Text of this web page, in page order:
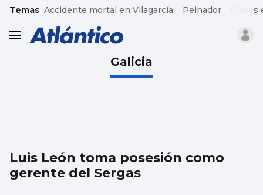
common.go-to-content
Temas Accidente mortal en Vilagarcía Peinador
header.menu.open
Galicia
Luis León toma posesión como
gerente del Sergas